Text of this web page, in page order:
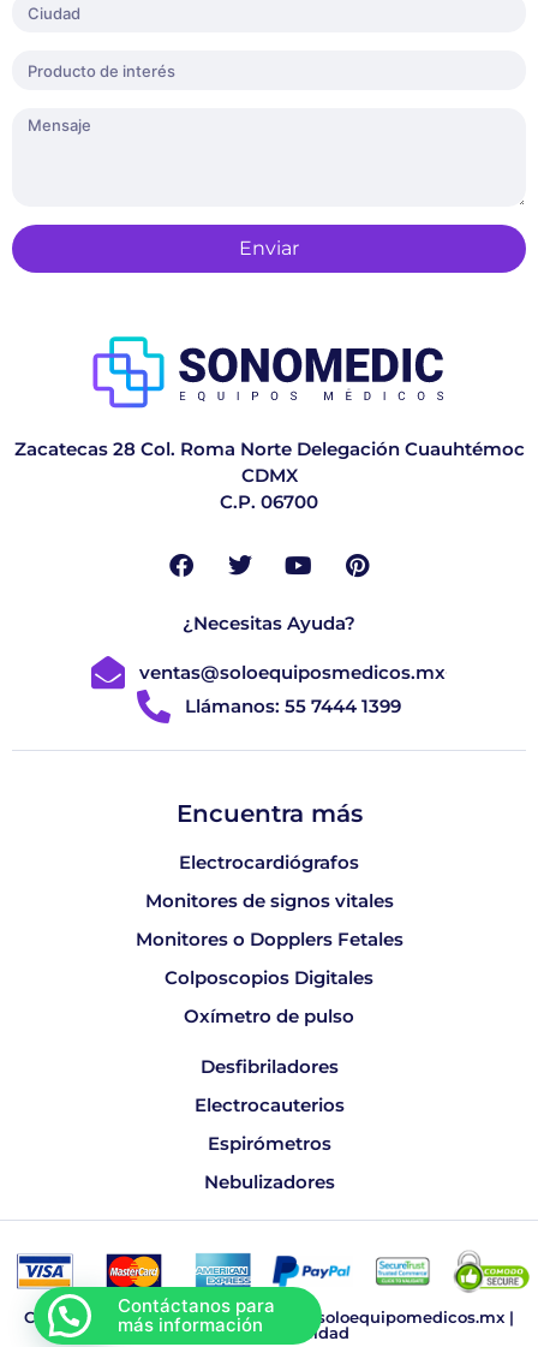
Enviar
Zacatecas 28 Col. Roma Norte Delegación Cuauhtémoc
CDMX
C.P. 06700
¿Necesitas Ayuda?
ventas@soloequiposmedicos.mx
Llámanos: 55 7444 1399
Encuentra más
Electrocardiógrafos
Monitores de signos vitales
Monitores o Dopplers Fetales
Colposcopios Digitales
Oxímetro de pulso
Desfibriladores
Electrocauterios
Espirómetros
Nebulizadores
Copyright © 2026 Sonomedic, www.soloequipomedicos.mx |
Aviso de Privacidad